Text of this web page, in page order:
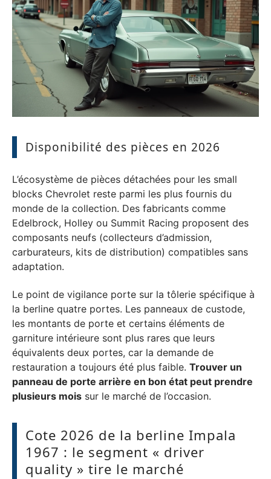
Disponibilité des pièces en 2026
L’écosystème de pièces détachées pour les small
blocks Chevrolet reste parmi les plus fournis du
monde de la collection. Des fabricants comme
Edelbrock, Holley ou Summit Racing proposent des
composants neufs (collecteurs d’admission,
carburateurs, kits de distribution) compatibles sans
adaptation.
Le point de vigilance porte sur la tôlerie spécifique à
la berline quatre portes. Les panneaux de custode,
les montants de porte et certains éléments de
garniture intérieure sont plus rares que leurs
équivalents deux portes, car la demande de
restauration a toujours été plus faible. Trouver un
panneau de porte arrière en bon état peut prendre
plusieurs mois sur le marché de l’occasion.
Cote 2026 de la berline Impala
1967 : le segment « driver
quality » tire le marché